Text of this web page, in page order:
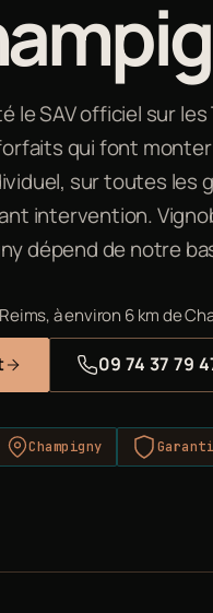
le SAV officiel sur
qui font
sur toutes les
intervention.
dépend de notre
à environ 6 km de
09 74 37 79
Champigny